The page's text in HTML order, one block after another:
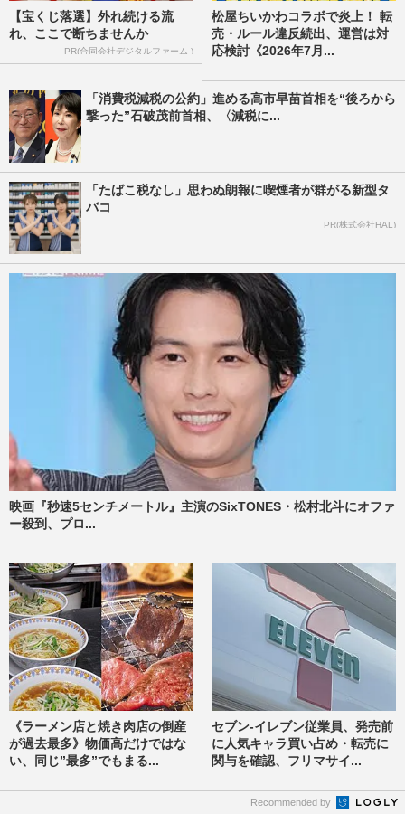
【宝くじ落選】外れ続ける流
れ、ここで断ちませんか
PR(合同会社デジタルファーム )
松屋ちいかわコラボで炎上！ 転
売・ルール違反続出、運営は対
応検討《2026年7月...
「消費税減税の公約」進める高市早苗首相を“後ろから
撃った”石破茂前首相、〈減税に...
「たばこ税なし」思わぬ朗報に喫煙者が群がる新型タ
バコ
PR(株式会社HAL)
映画『秒速5センチメートル』主演のSixTONES・松村北斗にオファ
ー殺到、プロ...
《ラーメン店と焼き肉店の倒産
が過去最多》物価高だけではな
い、同じ”最多”でもまる...
セブン-イレブン従業員、発売前
に人気キャラ買い占め・転売に
関与を確認、フリマサイ...
Recommended by